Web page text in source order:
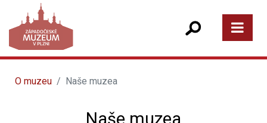
O muzeu Naše muzea
Naše muzea